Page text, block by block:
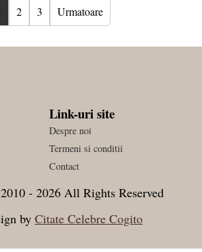
2 3 Urmatoare
Link-uri site
Despre noi
Termeni si conditii
Contact
- 2026 All Rights Reserved
by Citate Celebre Cogito